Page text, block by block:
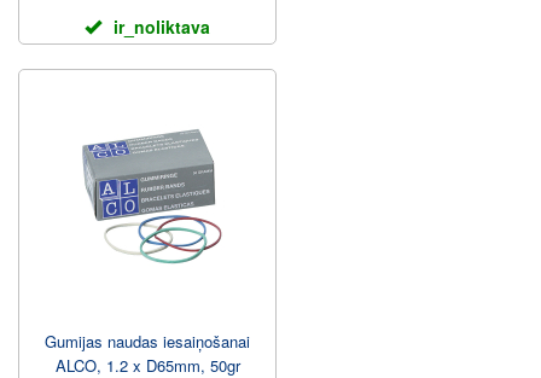
ir_noliktava
Gumijas naudas iesaiņošanai
ALCO, 1.2 x D65mm, 50gr